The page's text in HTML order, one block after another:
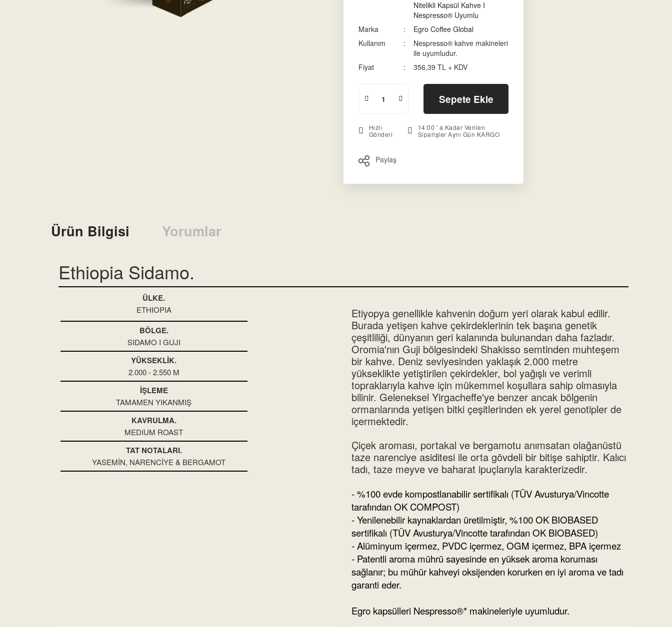
Nitelikli Kapsül Kahve I
Nespresso® Uyumlu
Marka
Egro Coffee Global
Kullanım
Nespresso® kahve makineleri
ile uyumludur.
Fiyat
356,39 TL + KDV
Sepete Ekle
Hızlı
Gönderi
14:00 ' a Kadar Verilen
Siparişler Aynı Gün KARGO
Paylaş
Ürün Bilgisi Yorumlar
Ethiopia Sidamo.
ÜLKE.
ETHIOPIA
BÖLGE.
SIDAMO I GUJI
YÜKSEKLİK.
2.000 - 2.550 M
İŞLEME
TAMAMEN YIKANMIŞ
KAVRULMA.
MEDIUM ROAST
TAT NOTALARI.
YASEMİN, NARENCİYE & BERGAMOT
Etiyopya genellikle kahvenin doğum yeri olarak kabul edilir.
Burada yetişen kahve çekirdeklerinin tek başına genetik
çeşitliliği, dünyanın geri kalanında bulunandan daha fazladır.
Oromia'nın Guji bölgesindeki Shakisso semtinden muhteşem
bir kahve. Deniz seviyesinden yaklaşık 2.000 metre
yükseklikte yetiştirilen çekirdekler, bol yağışlı ve verimli
topraklarıyla kahve için mükemmel koşullara sahip olmasıyla
bilinir. Geleneksel Yirgacheffe'ye benzer ancak bölgenin
ormanlarında yetişen bitki çeşitlerinden ek yerel genotipler de
içermektedir.
Çiçek aroması, portakal ve bergamotu anımsatan olağanüstü
taze narenciye asiditesi ile orta gövdeli bir bitişe sahiptir. Kalıcı
tadı, taze meyve ve baharat ipuçlarıyla karakterizedir.
- %100 evde kompostlanabilir sertifikalı (TÜV Avusturya/Vincotte
tarafından OK COMPOST)
- Yenilenebilir kaynaklardan üretilmiştir, %100 OK BIOBASED
sertifikalı (TÜV Avusturya/Vincotte tarafından OK BIOBASED)
- Alüminyum içermez, PVDC içermez, OGM içermez, BPA içermez
- Patentli aroma mührü sayesinde en yüksek aroma koruması
sağlanır; bu mühür kahveyi oksijenden korurken en iyi aroma ve tadı
garanti eder.
Egro kapsülleri Nespresso®* makineleriyle uyumludur.